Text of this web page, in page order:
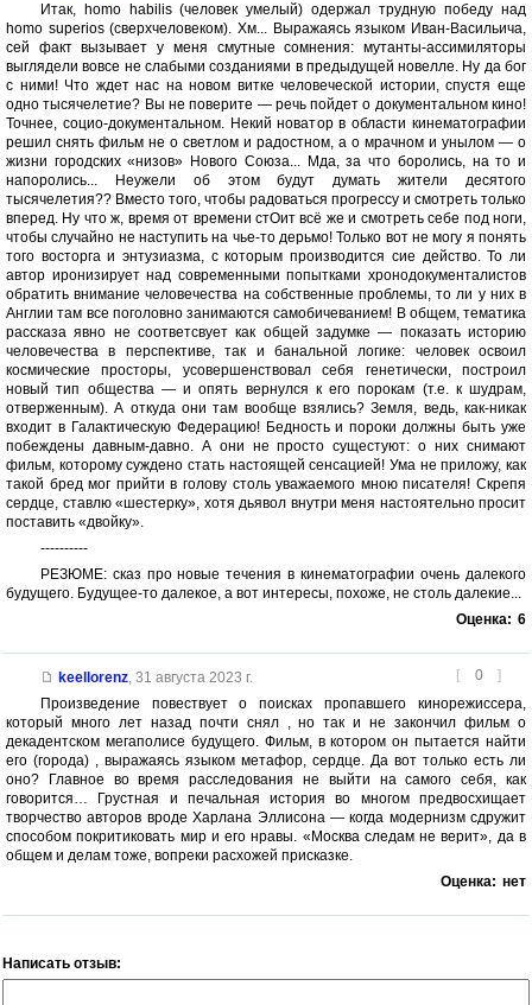
Итак, homo habilis (человек умелый) одержал трудную победу над
homo superios (сверхчеловеком). Хм... Выражаясь языком Иван-Васильича,
сей факт вызывает у меня смутные сомнения: мутанты-ассимиляторы
выглядели вовсе не слабыми созданиями в предыдущей новелле. Ну да бог
с ними! Что ждет нас на новом витке человеческой истории, спустя еще
одно тысячелетие? Вы не поверите — речь пойдет о документальном кино!
Точнее, социо-документальном. Некий новатор в области кинематографии
решил снять фильм не о светлом и радостном, а о мрачном и унылом — о
жизни городских «низов» Нового Союза... Мда, за что боролись, на то и
напоролись... Неужели об этом будут думать жители десятого
тысячелетия?? Вместо того, чтобы радоваться прогрессу и смотреть только
вперед. Ну что ж, время от времени стОит всё же и смотреть себе под ноги,
чтобы случайно не наступить на чье-то дерьмо! Только вот не могу я понять
того восторга и энтузиазма, с которым производится сие действо. То ли
автор иронизирует над современными попытками хронодокументалистов
обратить внимание человечества на собственные проблемы, то ли у них в
Англии там все поголовно занимаются самобичеванием! В общем, тематика
рассказа явно не соответсвует как общей задумке — показать историю
человечества в перспективе, так и банальной логике: человек освоил
космические просторы, усовершенствовал себя генетически, построил
новый тип общества — и опять вернулся к его порокам (т.е. к шудрам,
отверженным). А откуда они там вообще взялись? Земля, ведь, как-никак
входит в Галактическую Федерацию! Бедность и пороки должны быть уже
побеждены давным-давно. А они не просто сущестуют: о них снимают
фильм, которому суждено стать настоящей сенсацией! Ума не приложу, как
такой бред мог прийти в голову столь уважаемого мною писателя! Скрепя
сердце, ставлю «шестерку», хотя дьявол внутри меня настоятельно просит
поставить «двойку».
----------
РЕЗЮМЕ: сказ про новые течения в кинематографии очень далекого
будущего. Будущее-то далекое, а вот интересы, похоже, не столь далекие...
Оценка: 6
[ 0 ]
keellorenz, 31 августа 2023 г.
Произведение повествует о поисках пропавшего кинорежиссера,
который много лет назад почти снял , но так и не закончил фильм о
декадентском мегаполисе будущего. Фильм, в котором он пытается найти
его (города) , выражаясь языком метафор, сердце. Да вот только есть ли
оно? Главное во время расследования не выйти на самого себя, как
говорится… Грустная и печальная история во многом предвосхищает
творчество авторов вроде Харлана Эллисона — когда модернизм сдружит
способом покритиковать мир и его нравы. «Москва следам не верит», да в
общем и делам тоже, вопреки расхожей присказке.
Оценка: нет
Написать отзыв: